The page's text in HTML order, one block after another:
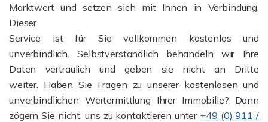
Marktwert und setzen sich mit Ihnen in Verbindung.
Dieser
Service ist für Sie vollkommen kostenlos und
unverbindlich. Selbstverständlich behandeln wir Ihre
Daten vertraulich und geben sie nicht an Dritte
weiter. Haben Sie Fragen zu unserer kostenlosen und
unverbindlichen Wertermittlung Ihrer Immobilie? Dann
zögern Sie nicht, uns zu kontaktieren unter +49 (0) 911 /